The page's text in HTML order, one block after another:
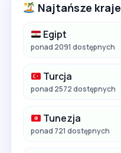
Najtańsze kraje
Egipt
ponad 2091 dostępnych
Turcja
ponad 2572 dostępnych
Tunezja
ponad 721 dostępnych